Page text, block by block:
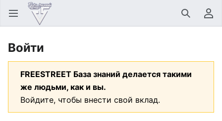
Открыть главное меню Найти Пользовательское меню
Войти
FREESTREET База знаний делается такими
же людьми, как и вы.
Войдите, чтобы внести свой вклад.